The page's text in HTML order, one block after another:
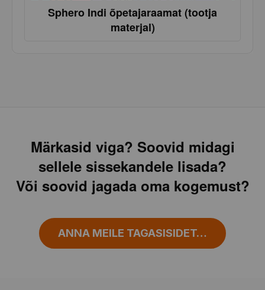
Sphero Indi õpetajaraamat (tootja
materjal)
Märkasid viga? Soovid midagi
sellele sissekandele lisada?
Või soovid jagada oma kogemust?
ANNA MEILE TAGASISIDET…